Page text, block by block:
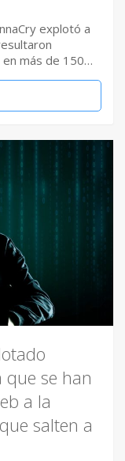
explotó a
más de 150…
que se han
a la
salten a